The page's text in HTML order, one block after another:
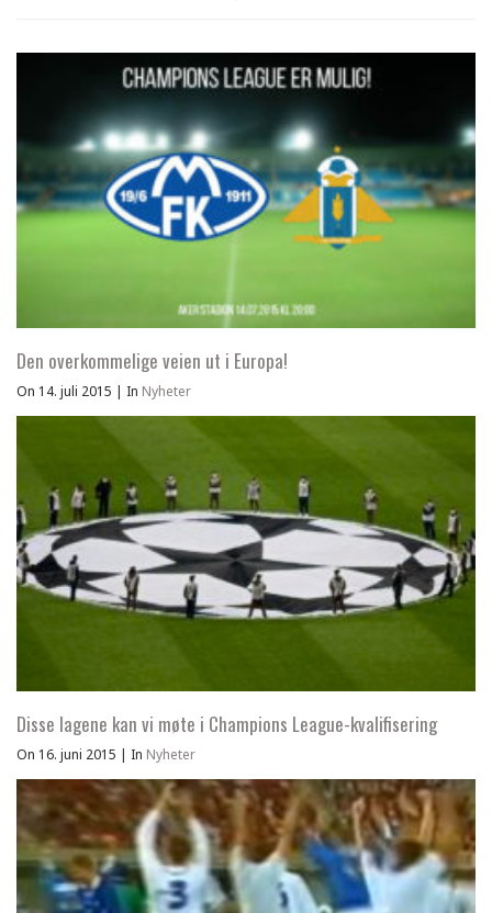
Den overkommelige veien ut i Europa!
On 14. juli 2015 | In Nyheter
Disse lagene kan vi møte i Champions League-kvalifisering
On 16. juni 2015 | In Nyheter